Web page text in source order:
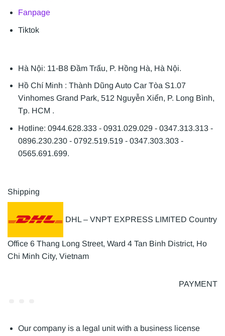
Fanpage
Tiktok
Hà Nội: 11-B8 Đầm Trấu, P. Hồng Hà, Hà Nội.
Hồ Chí Minh : Thành Dũng Auto Car Tòa S1.07
Vinhomes Grand Park, 512 Nguyễn Xiển, P. Long Bình,
Tp. HCM .
Hotline: 0944.628.333 - 0931.029.029 - 0347.313.313 -
0896.230.230 - 0792.519.519 - 0347.303.303 -
0565.691.699.
Shipping
DHL – VNPT EXPRESS LIMITED Country
Office 6 Thang Long Street, Ward 4 Tan Binh District, Ho
Chi Minh City, Vietnam
PAYMENT
Our company is a legal unit with a business license